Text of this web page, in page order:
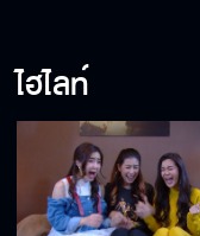
ไฮไลท์